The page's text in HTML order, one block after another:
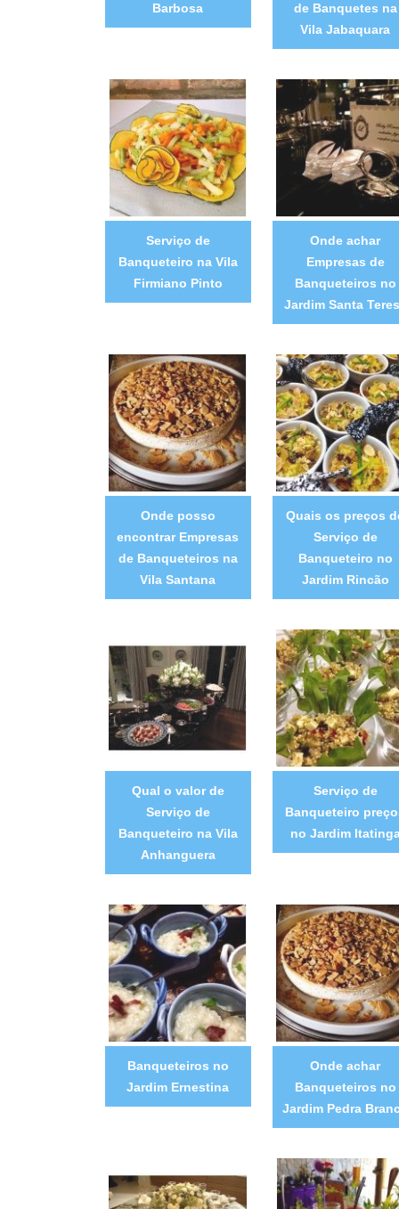
Barbosa
de Banquetes na
Vila Jabaquara
Serviço de
Banqueteiro na Vila
Firmiano Pinto
Onde achar
Empresas de
Banqueteiros no
Jardim Santa
Onde posso
encontrar Empresas
de Banqueteiros na
Vila Santana
Quais os preços
Serviço de
Banqueteiro no
Jardim Rincão
Qual o valor de
Serviço de
Banqueteiro na Vila
Anhanguera
Serviço de
Banqueteiro
no Jardim
Banqueteiros no
Jardim Ernestina
Onde achar
Banqueteiros no
Jardim Pedra